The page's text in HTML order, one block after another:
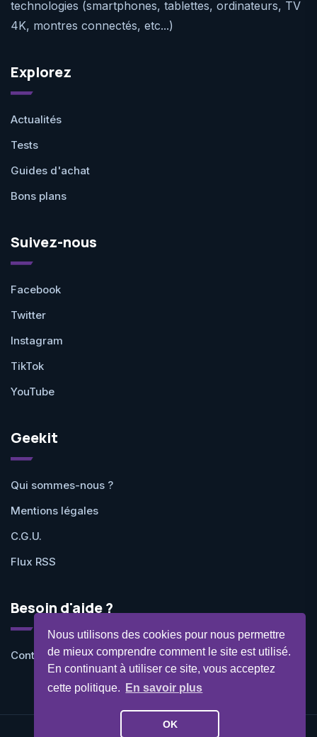
Nous utilisons des cookies pour nous permettre
de mieux comprendre comment le site est utilisé.
En continuant à utiliser ce site, vous acceptez
cette politique.
En savoir plus
OK
technologies (smartphones, tablettes, ordinateurs, TV
4K, montres connectés, etc...)
Explorez
Actualités
Tests
Guides d'achat
Bons plans
Suivez-nous
Facebook
Twitter
Instagram
TikTok
YouTube
Geekit
Qui sommes-nous ?
Mentions légales
C.G.U.
Flux RSS
Besoin d'aide ?
Contactez-nous